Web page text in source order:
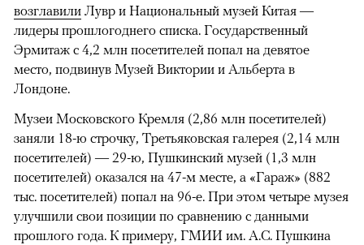
возглавили Лувр и Национальный музей Китая —
лидеры прошлогоднего списка. Государственный
Эрмитаж с 4,2 млн посетителей попал на девятое
место, подвинув Музей Виктории и Альберта в
Лондоне.
Музеи Московского Кремля (2,86 млн посетителей)
заняли 18-ю строчку, Третьяковская галерея (2,14 млн
посетителей) — 29-ю, Пушкинский музей (1,3 млн
посетителей) оказался на 47-м месте, а «Гараж» (882
тыс. посетителей) попал на 96-е. При этом четыре музея
улучшили свои позиции по сравнению с данными
прошлого года. К примеру, ГМИИ им. А.С. Пушкина